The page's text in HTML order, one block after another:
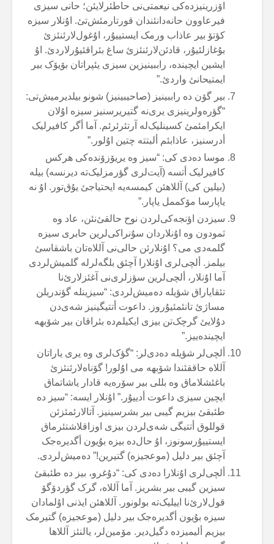
اۆزرینیزدەکی نیعمتی‌نی حاطئرلایئن؛ حانی سیزی
فیرعاوون حانەدانئندان قورتارمئش‌تئ. اۇنلار سیزە
کؤتۆ بیر عاذاب ورمک ایستییۇر، اۇغول‌لارئنئزئ
بۇغازلئیۇر، قادئن‌لارئنئزئ ساغ بئراقئیۇرلاردئ. اۇ
ایشین ایچیندە، راببینیزین سیزی یئپراتان بۆیۆک بیر
ایمتیحانئ واردئ.”
بیر گۆن دە راببینیز (صاحیبینیز) شونو بیلدیرمیش‌تی:
“گؤرەولرینیزی یری‌نە گتیریرسنیز سیزە اۇلان
ایکرامئمئ کسینلیک‌لە آرتئرئرئم. آما أگر کافیرلیک
أدرسنیز، عاذابئم ألبتتە چتین اۇلور.”
موسا دەدی کی: “سیز وە یریۆزۆندەکی هرکس
کافیرلیک أتسە (آیت‌لری گؤرمزلیک‌تە دیرنسە) بیلە
(بیلین کی) آللاهئن کیمسەیە ایحتیاجئ یۇق‌تور. اۇ نە
یاپارسا مۆکممل یاپار.”
سیزدن اؤنجەکی‌لردن نوح حالقئ‌نئن، عاد وە
ثمودون وە اۇنلاردان سۇنراکی‌لرین حابری سیزە
گلمەدی می؟ اۇنلارئن حالی‌نی آللاەتان باشقاسئ
بیلمز. ألچی‌لری اۇنلارا آچئق بلگەلرلە گلمیش‌لردی
آما اۇنلار، ألچی‌لرین سؤزلری‌نی آغئزلارئ‌نا
تئقایاراق شؤیلە دەمیش‌لردی: “سیزینلە گؤندریلن
مساژئ تانئمئیۇروز. داعوت أتتیگینیز شەی‌دن
دۇلایئ گرچک‌تن بیزی ایکیلم‌دە بئراقان بیر شۆبهە
ایچیندەییز.”
ألچی‌لر شؤیلە دەدی‌لر: “گؤک‌لری وە یری یاراتان
آللاە حاققئندا شۆبهە می اۇلور! گۆناەلارئنئزئ
باغئشلاماق وە بللی بیر سۆرەیە قادار یاشاتماق
ایچین سیزی داعوت أدییۇر.” اۇنلار ایسە: “سیز دە
طئبقئ بیزیم گیبی بیر بشرسینیز. آتالارئمئزئن
قوللوق أتتیگی شەی‌لردن بیزی اوزاقلاشتئرماق
ایستییۇرسونوز، اۇ حال‌دە بیزە بۇیون أگدیرەجک
آچئق بیر دلیل (موعجیزە) گتیرین!” دەمیش‌لردی.
ألچی‌لری اۇنلارا دەدی کی: “دۇغرو، بیز دە طئبقئ
سیزین گیبی بیر بشریز. آما آللاە، گرک گؤردۆگۆ
قول‌لارئ‌نا اییلیک‌تە بولونور. آللاهئن ایذنی اۇلمادان
سیزە بۇیون أگدیرەجک بیر دلیل (موعجیزە) گتیرمک
بیزیم ألیمیزدە دگیل‌دیر. مۆمین‌لر، یالنئز آللاها